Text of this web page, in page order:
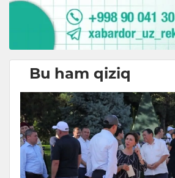
Bu ham qiziq